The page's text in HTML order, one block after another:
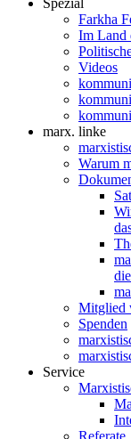
Farkha
Im Land
Videos
marx. linke
Warum
Mitglied
Spenden
Service
Referate